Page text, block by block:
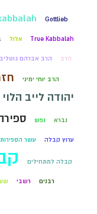
Gottlieb
True Kabbalah אלול
הרב הרב אברהם גוטליב
הרב יוחי ימיני
יהודה לייב
נברא נפש
ערוץ קבלה עשר הספירות
קבלה למתחילים
רבנים רשבי